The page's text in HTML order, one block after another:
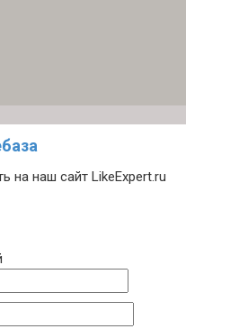
на наш сайт LikeExpert.ru